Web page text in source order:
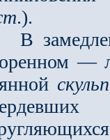
.).
—